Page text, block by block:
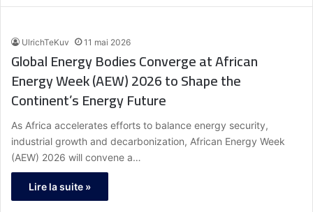
UlrichTeKuv 11 mai 2026
Global Energy Bodies Converge at African
Energy Week (AEW) 2026 to Shape the
Continent’s Energy Future
As Africa accelerates efforts to balance energy security,
industrial growth and decarbonization, African Energy Week
(AEW) 2026 will convene a…
Lire la suite »